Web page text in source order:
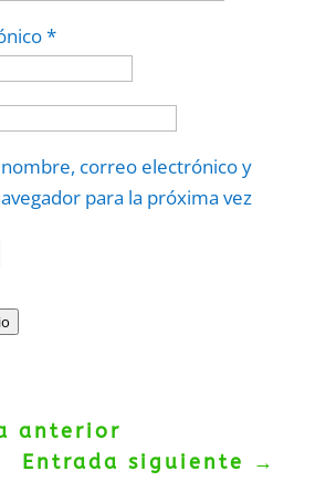
*
correo electrónico y
para la próxima vez
anterior
Entrada siguiente
→